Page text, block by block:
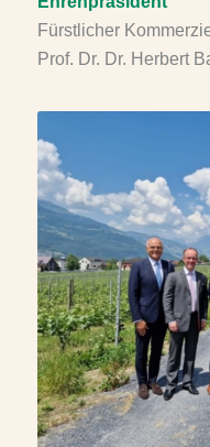
Fürstlicher
Prof. Dr. Dr. Herbert